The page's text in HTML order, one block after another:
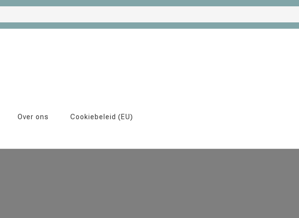
Over ons Cookiebeleid (EU)